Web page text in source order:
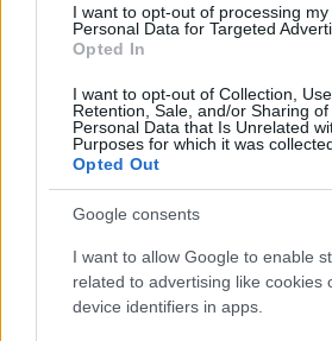
I want to opt-out of processing my
Personal Data for Targeted
Opted In
I want to opt-out of Collection, Use,
Retention, Sale, and/or Sharing of
Personal Data that Is Unrelated
Purposes for which it was
Opted Out
Google consents
I want to allow Google to enable
related to advertising like cookies
device identifiers in apps.
Népszerű